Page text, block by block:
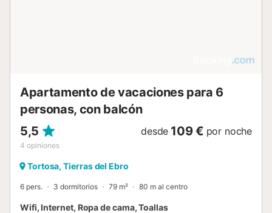
Apartamento de vacaciones para 6
personas, con balcón
5,5
4 opiniones
desde 109 € por noche
Tortosa, Tierras del Ebro
6 pers. 3 dormitorios 79 m² 80 m al centro
Wifi, Internet, Ropa de cama, Toallas